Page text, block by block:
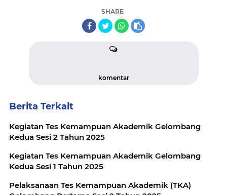
SHARE
komentar
Berita Terkait
Kegiatan Tes Kemampuan Akademik Gelombang
Kedua Sesi 2 Tahun 2025
Kegiatan Tes Kemampuan Akademik Gelombang
Kedua Sesi 1 Tahun 2025
Pelaksanaan Tes Kemampuan Akademik (TKA)